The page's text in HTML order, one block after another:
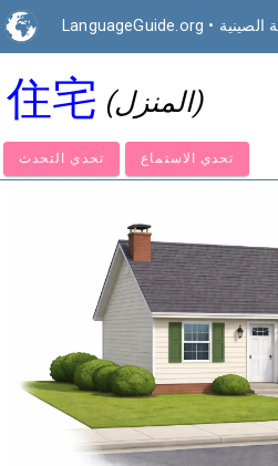
LanguageGuide.org • الصينية
住宅 (المنزل)
تحدي التحدث تحدي الاستماع